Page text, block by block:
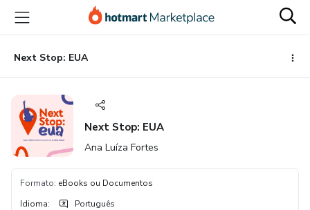
para
conteúdo
principal
para
pagamento
para
rodapé
Next Stop: EUA
Next Stop: EUA
Ana Luíza Fortes
Formato: eBooks ou Documentos
Idioma: Português